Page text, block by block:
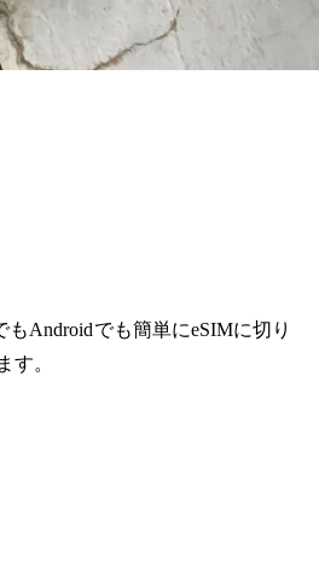
Androidでも簡単にeSIMに切り
す。